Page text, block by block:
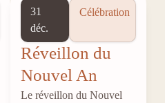
31
déc.
Célébration
Réveillon du
Nouvel An
Le réveillon du Nouvel